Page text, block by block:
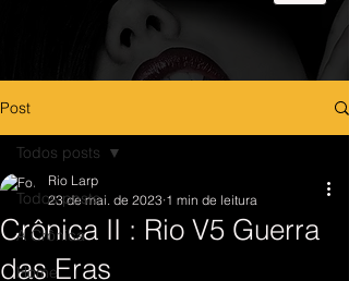
Post
Todos posts
A Crônica
Home
Todos posts
Crônica II : Rio V5 Guerra
das Eras
Rio Larp
23 de mai. de 2023 1 min de leitura